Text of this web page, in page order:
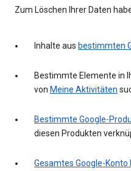
Zum Löschen Ihrer Daten
Inhalte aus bestimmten
Bestimmte Elemente in
von Meine Aktivitäten
Bestimmte Google-
diesen Produkten
Gesamtes Google-Konto